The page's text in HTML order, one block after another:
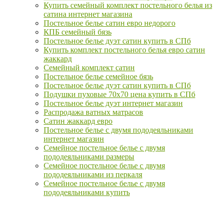
Купить семейный комплект постельного белья из
сатина интернет магазина
Постельное белье сатин евро недорого
КПБ семейный бязь
Постельное белье дуэт сатин купить в СПб
Купить комплект постельного белья евро сатин
жаккард
Семейный комплект сатин
Постельное белье семейное бязь
Постельное белье дуэт сатин купить в СПб
Подушки пуховые 70х70 цена купить в СПб
Постельное белье дуэт интернет магазин
Распродажа ватных матрасов
Сатин жаккард евро
Постельное белье с двумя пододеяльниками
интернет магазин
Семейное постельное белье с двумя
пододеяльниками размеры
Семейное постельное белье с двумя
пододеяльниками из перкаля
Семейное постельное белье с двумя
пододеяльниками купить